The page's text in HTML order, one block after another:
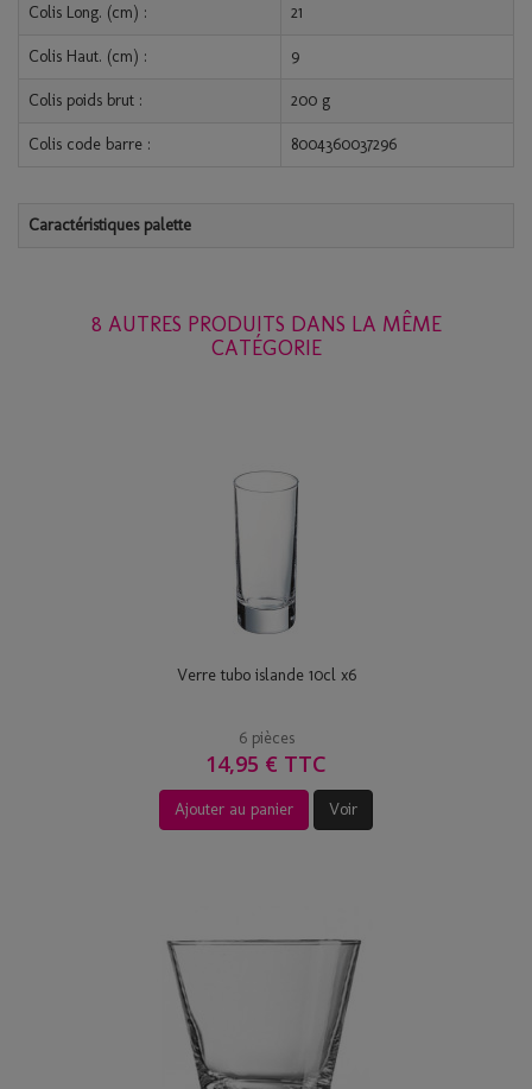
Colis Long. (cm) : 21
Colis Haut. (cm) : 9
Colis poids brut : 200 g
Colis code barre : 8004360037296
Caractéristiques palette
8 AUTRES PRODUITS DANS LA MÊME
CATÉGORIE
Verre tubo islande 10cl x6
6 pièces
14,95 € TTC
Ajouter au panier Voir